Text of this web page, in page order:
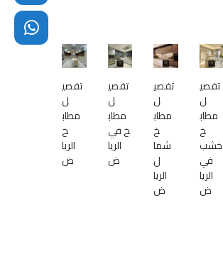
تفصي
ل
مطاب
خ
خشب
في
الريا
ض
تفصي
ل
مطاب
خ
شما
ل
الريا
ض
تفصي
ل
مطاب
خ في
الريا
ض
تفصي
ل
مطاب
خ
الريا
ض